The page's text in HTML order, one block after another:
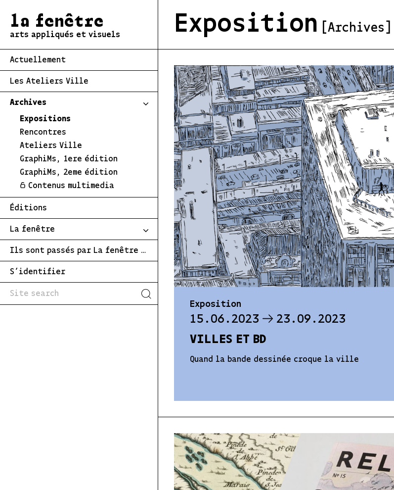
la fenêtre
arts appliqués et visuels
Actuellement
Les Ateliers Ville
Archives
Expositions
Rencontres
Ateliers Ville
GraphiMs, 1ere édition
GraphiMs, 2eme édition
Contenus multimedia
Éditions
La fenêtre
Ils sont passés par La fenêtre …
S’identifier
Exposition [Archives]
Exposition
15.06.2023
23.09.2023
VILLES ET BD
Quand la bande dessinée croque la ville